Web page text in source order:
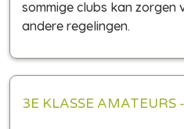
sommige clubs kan zorgen
andere regelingen.
3E KLASSE AMATEURS